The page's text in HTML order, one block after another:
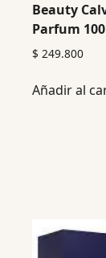
Beauty
Parfum
$ 249.800
Añadir al